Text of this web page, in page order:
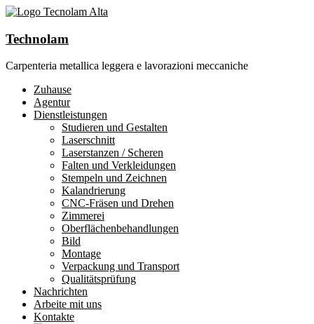
Technolam
Carpenteria metallica leggera e lavorazioni meccaniche
Zuhause
Agentur
Dienstleistungen
Studieren und Gestalten
Laserschnitt
Laserstanzen / Scheren
Falten und Verkleidungen
Stempeln und Zeichnen
Kalandrierung
CNC-Fräsen und Drehen
Zimmerei
Oberflächenbehandlungen
Bild
Montage
Verpackung und Transport
Qualitätsprüfung
Nachrichten
Arbeite mit uns
Kontakte